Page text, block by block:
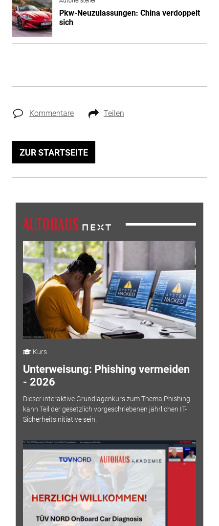
Pkw-Neuzulassungen: China verdoppelt
sich
Kommentare Teilen
ZUR STARTSEITE
Kurs
Unterweisung: Phishing vermeiden
- 2026
Dieser interaktive Grundlagenkurs zum Thema Phishing
kann Teil der gesetzlich vorgeschriebenen jährlichen IT-
Sicherheitsinitiative sein.